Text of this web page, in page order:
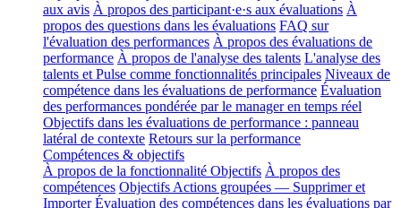
aux avis À propos des participant·e·s aux évaluations À
propos des questions dans les évaluations FAQ sur
l'évaluation des performances À propos des évaluations de
performance À propos de l'analyse des talents L'analyse des
talents et Pulse comme fonctionnalités principales Niveaux de
compétence dans les évaluations de performance Évaluation
des performances pondérée par le manager en temps réel
Objectifs dans les évaluations de performance : panneau
latéral de contexte Retours sur la performance
Compétences & objectifs
À propos de la fonctionnalité Objectifs À propos des
compétences Objectifs Actions groupées — Supprimer et
Importer Évaluation des compétences dans les évaluations par